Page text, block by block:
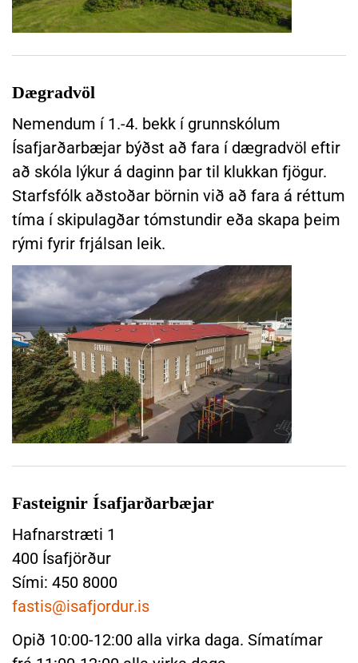
/
s
ó
n
s
s
l
u
-
o
g
f
j
á
r
m
á
l
a
v
ð
n
á
n
a
r
Dægradvöl
Nemendum í 1.-4. bekk í grunnskólum
Ísafjarðarbæjar býðst að fara í dægradvöl eftir
að skóla lýkur á daginn þar til klukkan fjögur.
Starfsfólk aðstoðar börnin við að fara á réttum
tíma í skipulagðar tómstundir eða skapa þeim
rými fyrir frjálsan leik.
k
o
ð
a
æ
g
r
a
d
ö
l
n
á
n
a
r
Fasteignir Ísafjarðarbæjar
Hafnarstræti 1
400 Ísafjörður
Sími: 450 8000
fastis@isafjordur.is
Opið 10:00-12:00 alla virka daga. Símatímar
k
o
ð
a
a
s
e